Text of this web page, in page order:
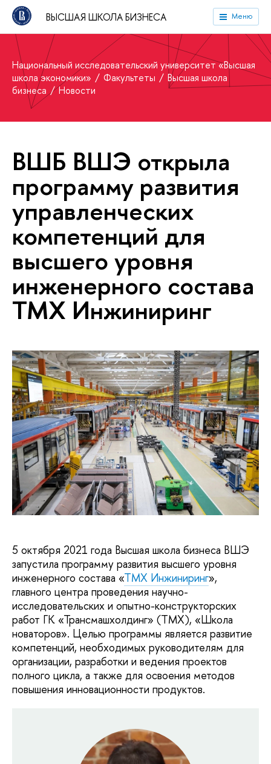
ВЫСШАЯ ШКОЛА БИЗНЕСА Меню
Национальный исследовательский университет «Высшая
школа экономики»
Факультеты
Высшая школа
бизнеса
Новости
ВШБ ВШЭ открыла
программу развития
управленческих
компетенций для
высшего уровня
инженерного состава
ТМХ Инжиниринг
5 октября 2021 года Высшая школа бизнеса ВШЭ
запустила программу развития высшего уровня
инженерного состава «ТМХ Инжиниринг»,
главного центра проведения научно-
исследовательских и опытно-конструкторских
работ ГК «Трансмашхолдинг» (ТМХ), «Школа
новаторов». Целью программы является развитие
компетенций, необходимых руководителям для
организации, разработки и ведения проектов
полного цикла, а также для освоения методов
повышения инновационности продуктов.